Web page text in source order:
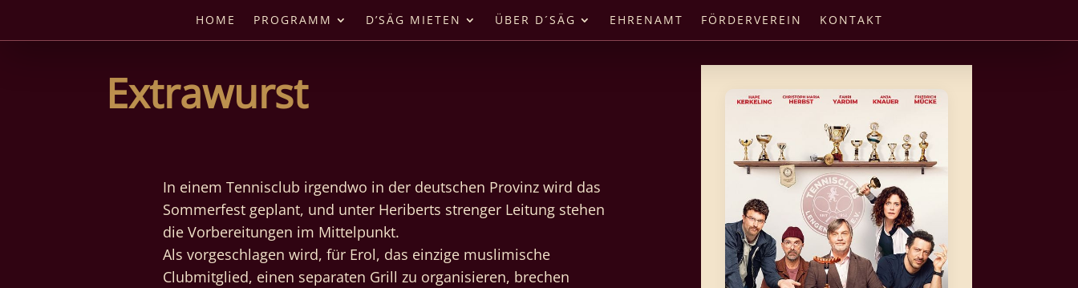
HOME PROGRAMM D’SÄG MIETEN ÜBER D´SÄG EHRENAMT FÖRDERVEREIN KONTAKT
Extrawurst
In einem Tennisclub irgendwo in der deutschen Provinz wird das
Sommerfest geplant, und unter Heriberts strenger Leitung stehen
die Vorbereitungen im Mittelpunkt.
Als vorgeschlagen wird, für Erol, das einzige muslimische
Clubmitglied, einen separaten Grill zu organisieren, brechen